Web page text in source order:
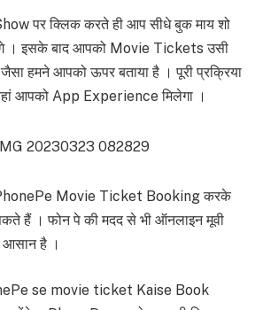
पर क्लिक करते ही आप सीधे बुक माय शो
। इसके बाद आपको Movie Tickets उसी
हमने आपको ऊपर बताया है । पूरी प्रक्रिया
आपको App Experience मिलेगा ।
Movie Ticket Booking करके
हैं । फोन पे की मदद से भी ऑनलाइन मूवी
आसान है ।
se movie ticket Kaise Book